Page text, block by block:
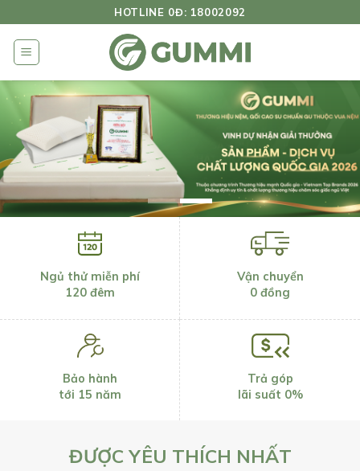
qua
dung
HOTLINE 0Đ: 18002092
Ngủ thử miễn phí
120 đêm
Vận chuyển
0 đồng
Bảo hành
tới 15 năm
Trả góp
lãi suất 0%
ĐƯỢC YÊU THÍCH NHẤT